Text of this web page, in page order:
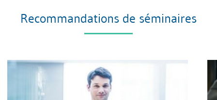
Recommandations de séminaires